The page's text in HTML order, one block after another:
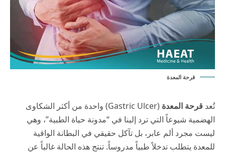
قرحة المعدة
تُعد قرحة المعدة
(Gastric Ulcer) واحدة من أكثر الشكاوى
الهضمية شيوعاً التي ترد إلينا في “مدونة حياة الطبية”، وهي
ليست مجرد ألم عابر، بل تآكل حقيقي في البطانة الواقية
للمعدة يتطلب تدخلاً طبياً مدروساً. تنتج هذه الحالة غالباً عن